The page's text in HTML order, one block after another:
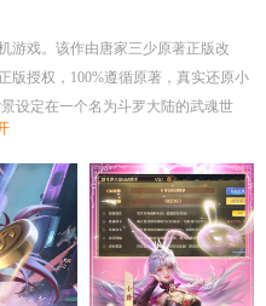
游戏。该作由唐家三少原著正版改
版授权，100%遵循原著，真实还原小
设定在一个名为斗罗大陆的武魂世
莱克学院开始，与小舞等伙伴一起经
包括正版授权的剧情还原、自由操控
。玩家可以体验到冲锋、瞬间闪
还提供了副本系统、杀戮之都、斗魂